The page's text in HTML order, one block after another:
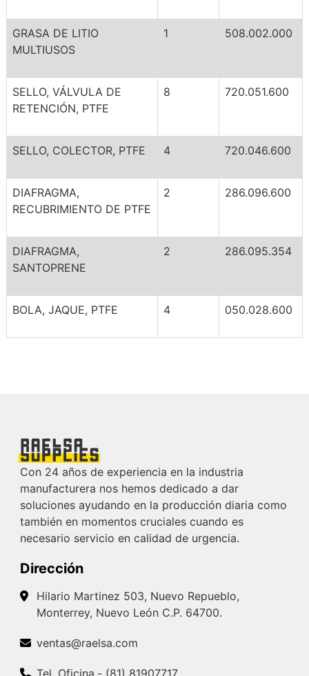
GRASA DE LITIO
MULTIUSOS
1 508.002.000
SELLO, VÁLVULA DE
RETENCIÓN, PTFE
8 720.051.600
SELLO, COLECTOR, PTFE 4 720.046.600
DIAFRAGMA,
RECUBRIMIENTO DE PTFE
2 286.096.600
DIAFRAGMA,
SANTOPRENE
2 286.095.354
BOLA, JAQUE, PTFE 4 050.028.600
Con 24 años de experiencia en la industria
manufacturera nos hemos dedicado a dar
soluciones ayudando en la producción diaria como
también en momentos cruciales cuando es
necesario servicio en calidad de urgencia.
Dirección
Hilario Martinez 503, Nuevo Repueblo,
Monterrey, Nuevo León C.P. 64700.
ventas@raelsa.com